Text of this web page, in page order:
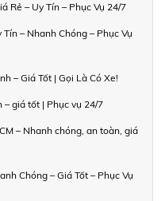
Rẻ – Uy Tín – Phục Vụ 24/7
– Nhanh Chóng – Phục Vụ
– Giá Tốt | Gọi Là Có Xe!
giá tốt | Phục vụ 24/7
– Nhanh chóng, an toàn, giá
Chóng – Giá Tốt – Phục Vụ